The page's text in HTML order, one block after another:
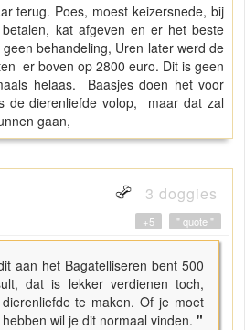
terug. Poes, moest keizersnede, bij
kat afgeven en er het beste
behandeling, Uren later werd de
er boven op 2800 euro. Dit is geen
helaas. Baasjes doen het voor
de dierenliefde volop, maar dat zal
gaan,
3 doggies
" quote "
+5
aan het Bagatelliseren bent 500
dat is lekker verdienen toch,
te maken. Of je moet
wil je dit normaal vinden. "